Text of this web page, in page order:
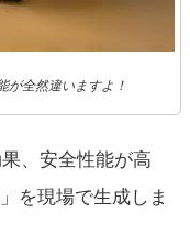
が全然違いますよ！
、安全性能が高
を現場で生成しま